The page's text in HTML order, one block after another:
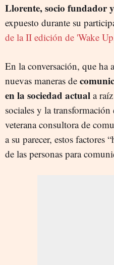
Llorente, socio fundador
expuesto durante su
de la II edición de 'Wake
En la conversación, que ha
nuevas maneras de
en la sociedad actual a
sociales y la
veterana consultora de
a su parecer, estos factores
de las personas para